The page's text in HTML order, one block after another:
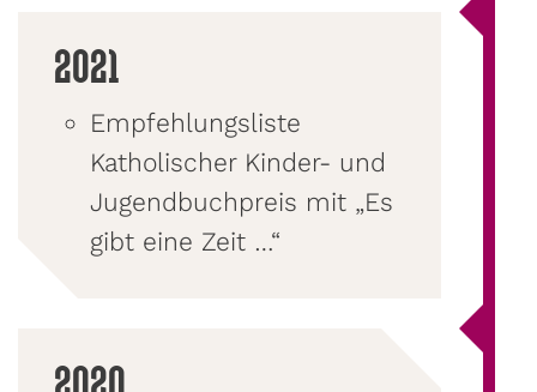
2021
Empfehlungsliste
Katholischer Kinder- und
Jugendbuchpreis mit „Es
gibt eine Zeit …“